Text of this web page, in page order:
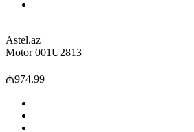
Astel.az
Motor 001U2813
₼974.99